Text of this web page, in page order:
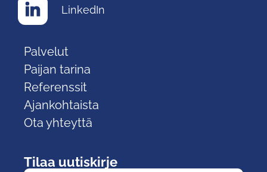
LinkedIn
Palvelut
Paijan tarina
Referenssit
Ajankohtaista
Ota yhteyttä
Tilaa uutiskirje